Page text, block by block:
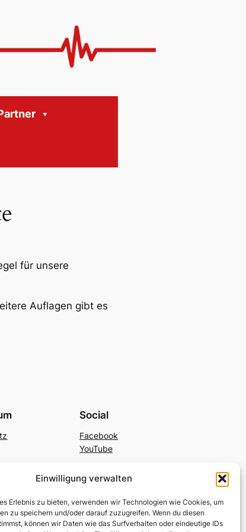
Einwilligung verwalten
Erlebnis zu bieten, verwenden wir Technologien wie Cookies, um
zu speichern und/oder darauf zuzugreifen. Wenn du diesen
können wir Daten wie das Surfverhalten oder eindeutige IDs
für unsere
Auflagen gibt es
Social
Facebook
YouTube